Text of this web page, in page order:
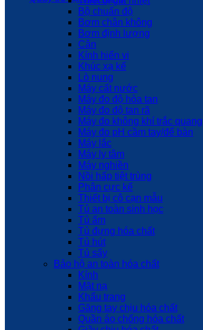
Bộ chuẩn độ
Bơm chân không
Bơm định lượng
Cân
Kính hiển vi
Khúc xạ kế
Lò nung
Máy cất nước
Máy đo độ hòa tan
Máy đo độ tan rã
Máy đo không khí trắc quang
Máy đo pH cầm tay/để bàn
Máy lắc
Máy ly tâm
Máy nghiền
Nồi hấp tiệt trùng
Phân cực kế
Thiết bị cô cạn mẫu
Tủ an toàn sinh học
Tủ ấm
Tủ đựng hóa chất
Tủ hút
Tủ sấy
Bảo hộ an toàn hóa chất
Kính
Mặt nạ
Khẩu trang
Găng tay chịu hóa chất
Quần áo chống hóa chất